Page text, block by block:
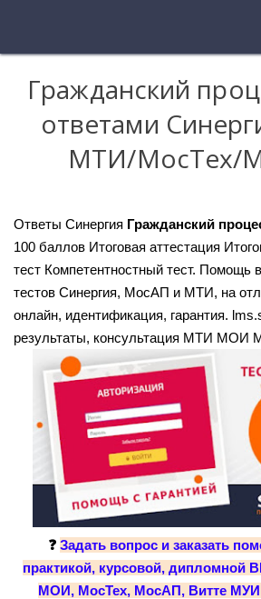
УСЛУГИ И ЦЕНЫ
ОТЗЫВЫ
КОНТАКТЫ
Гражданский
ответами
МТИ/МосТех/
Ответы Синергия Гражданский
100 баллов Итоговая аттестация
тест Компетентностный тест. Помощь
тестов Синергия, МосАП и МТИ, на
онлайн, идентификация, гарантия.
результаты, консультация МТИ МОИ
❓ Задать вопрос и заказать
практикой, курсовой, дипломной
МОИ, МосТех, МосАП, Витте